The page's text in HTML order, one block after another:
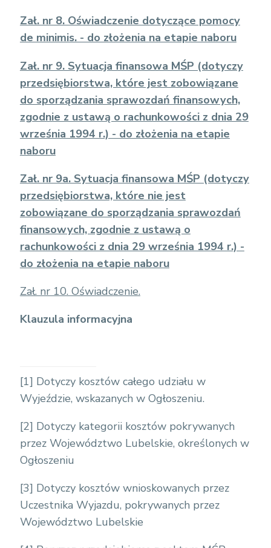
Zał. nr 8. Oświadczenie dotyczące pomocy
de minimis. - do złożenia na etapie naboru
Zał. nr 9. Sytuacja finansowa MŚP (dotyczy
przedsiębiorstwa, które jest zobowiązane
do sporządzania sprawozdań finansowych,
zgodnie z ustawą o rachunkowości z dnia 29
września 1994 r.) - do złożenia na etapie
naboru
Zał. nr 9a. Sytuacja finansowa MŚP (dotyczy
przedsiębiorstwa, które nie jest
zobowiązane do sporządzania sprawozdań
finansowych, zgodnie z ustawą o
rachunkowości z dnia 29 września 1994 r.) -
do złożenia na etapie naboru
Zał. nr 10. Oświadczenie.
Klauzula informacyjna
[1] Dotyczy kosztów całego udziału w
Wyjeździe, wskazanych w Ogłoszeniu.
[2] Dotyczy kategorii kosztów pokrywanych
przez Województwo Lubelskie, określonych w
Ogłoszeniu
[3] Dotyczy kosztów wnioskowanych przez
Uczestnika Wyjazdu, pokrywanych przez
Województwo Lubelskie